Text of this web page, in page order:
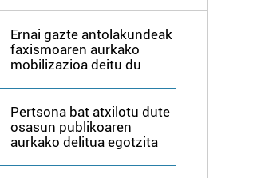
Ernai gazte antolakundeak
faxismoaren aurkako
mobilizazioa deitu du
Pertsona bat atxilotu dute
osasun publikoaren
aurkako delitua egotzita